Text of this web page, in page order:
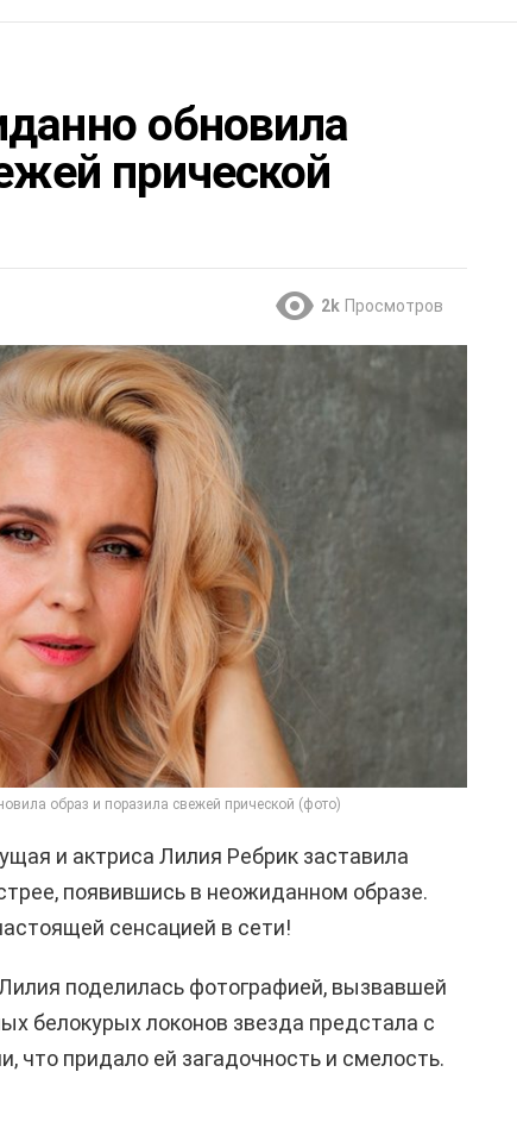
обновила
прической
2k Просмотров
образ и поразила свежей прической (фото)
и актриса Лилия Ребрик заставила
появившись в неожиданном образе.
сенсацией в сети!
поделилась фотографией, вызвавшей
белокурых локонов звезда предстала с
что придало ей загадочность и смелость.